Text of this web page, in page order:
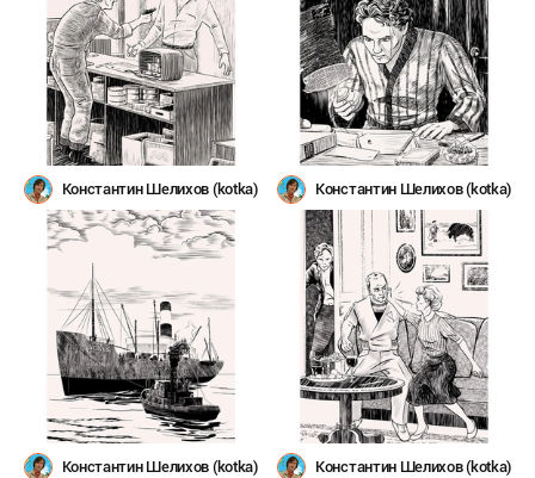
Константин Шелихов (kotka) Константин Шелихов (kotka)
Константин Шелихов (kotka) Константин Шелихов (kotka)